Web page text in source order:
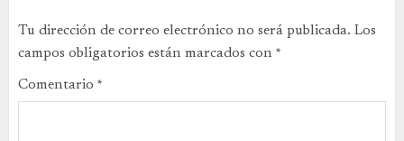
Tu dirección de correo electrónico no será publicada. Los
campos obligatorios están marcados con *
Comentario *